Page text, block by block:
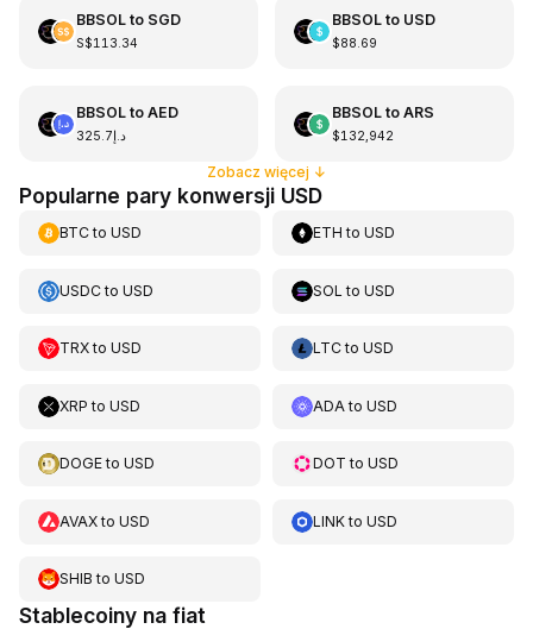
BBSOLto SGD
S$113.34
BBSOLto USD
$88.69
BBSOLto AED
د.إ325.7
BBSOLto ARS
$132,942
Zobacz więcej ↓
Popularne pary konwersji USD
BTCto USD ETH toUSD
USDCto USD SOL toUSD
TRXto USD LTCtoUSD
XRP to USD ADA toUSD
DOGEto USD DOT toUSD
AVAXto USD LINKtoUSD
SHIB to USD
Stablecoiny na fiat